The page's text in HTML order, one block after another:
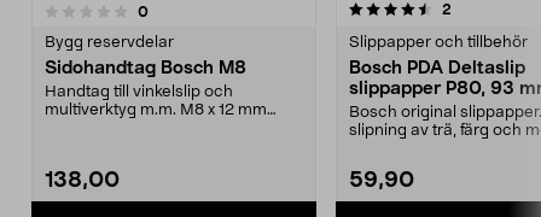
0recensioner
Bygg reservdelar
Sidohandtag Bosch M8
Handtag till vinkelslip och
multiverktyg m.m. M8 x 12 mm
138,00
4.5av 5 stjärnor 2
Slippapper och tillbehör
Bosch PDA Deltaslip
slippapper P80, 93
pack
Bosch original
slipning av trä, färg och
59,90
5.0av 5 stjärnor